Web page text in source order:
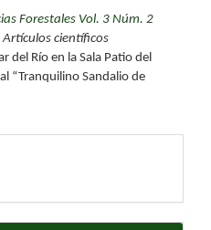
Forestales Vol. 3 Núm. 2
Artículos científicos
del Río en la Sala Patio del
“Tranquilino Sandalio de